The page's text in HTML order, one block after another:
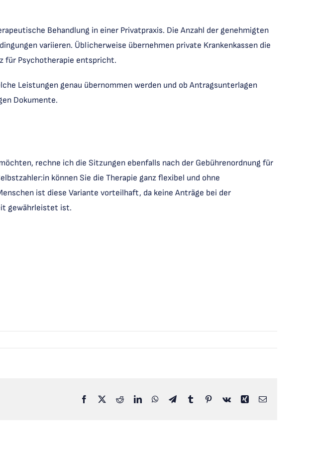
Behandlung in einer Privatpraxis. Die Anzahl der genehmigten
variieren. Üblicherweise übernehmen private Krankenkassen die
für Psychotherapie entspricht.
Leistungen genau übernommen werden und ob Antragsunterlagen
Dokumente.
rechne ich die Sitzungen ebenfalls nach der Gebührenordnung für
können Sie die Therapie ganz flexibel und ohne
ist diese Variante vorteilhaft, da keine Anträge bei der
gewährleistet ist.
Facebook
X RedditLinkedInWhatsApp
TelegramTumblrPinterest
Vk Xing Email